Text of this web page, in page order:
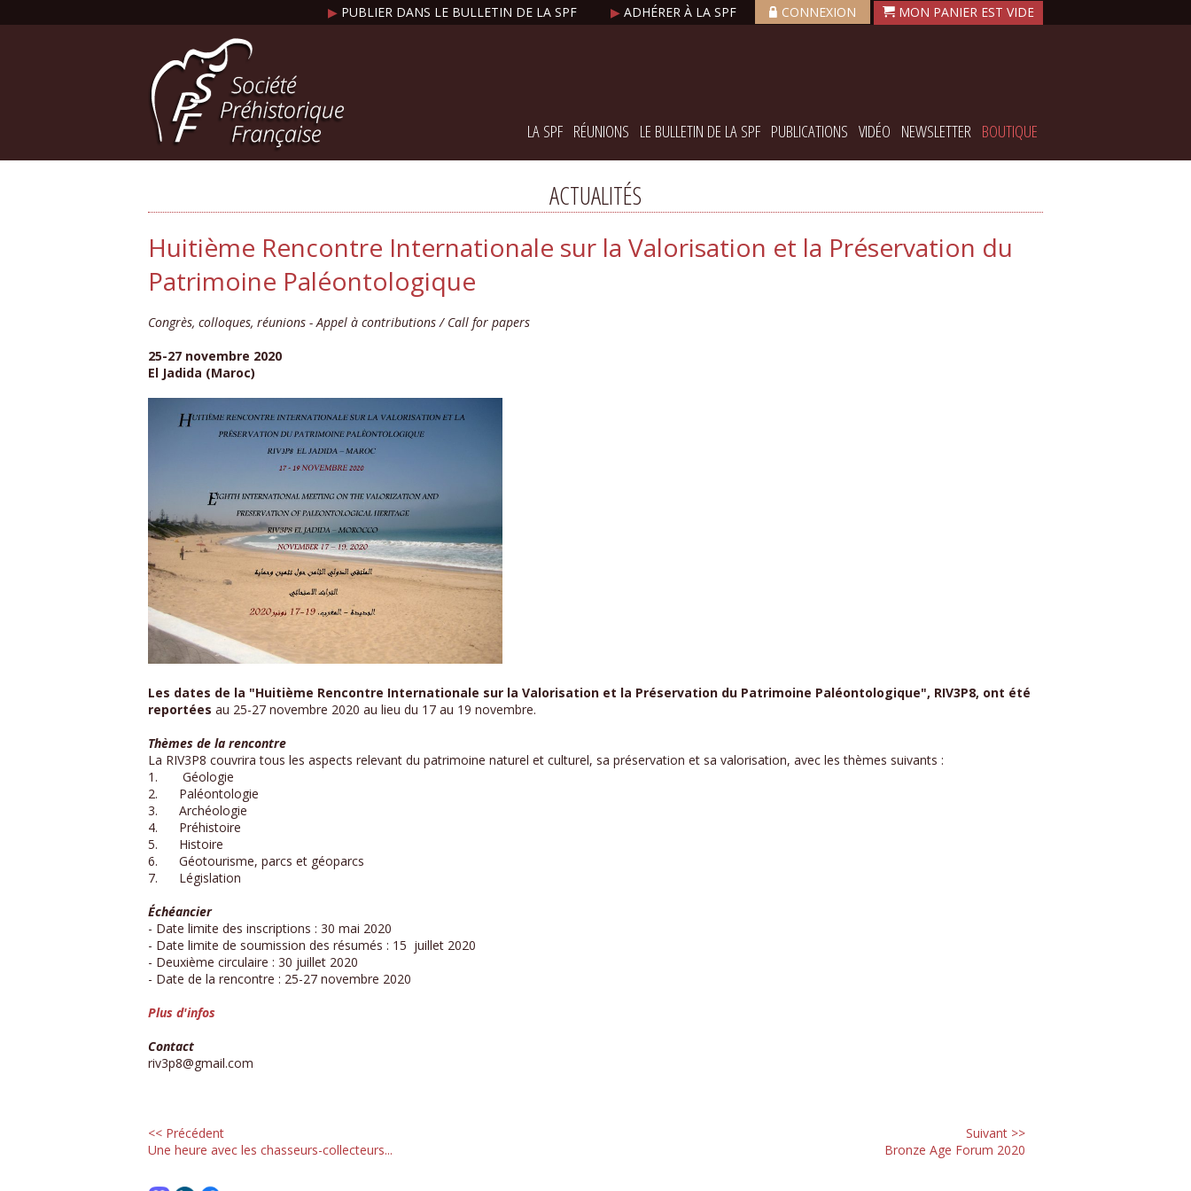
▶ PUBLIER DANS LE BULLETIN DE LA SPF ▶ ADHÉRER À LA SPF CONNEXION
LA SPF RÉUNIONS LE BULLETIN DE LA SPF PUBLICATIONS VIDÉO NEWSLETTER BOUTIQUE
ACTUALITÉS
Huitième Rencontre Internationale sur la Valorisation et la Préservation du
Patrimoine Paléontologique
Congrès, colloques, réunions - Appel à contributions / Call for papers
25-27 novembre 2020
El Jadida (Maroc)
Les dates de la "Huitième Rencontre Internationale sur la Valorisation et la Préservation du Patrimoine Paléontologique", RIV3P8, ont été
reportées au 25-27 novembre 2020 au lieu du 17 au 19 novembre.
Thèmes de la rencontre
La RIV3P8 couvrira tous les aspects relevant du patrimoine naturel et culturel, sa préservation et sa valorisation, avec les thèmes suivants :
1. Géologie
2. Paléontologie
3. Archéologie
4. Préhistoire
5. Histoire
6. Géotourisme, parcs et géoparcs
7. Législation
Échéancier
- Date limite des inscriptions : 30 mai 2020
- Date limite de soumission des résumés : 15 juillet 2020
- Deuxième circulaire : 30 juillet 2020
- Date de la rencontre : 25-27 novembre 2020
Plus d'infos
Contact
riv3p8@gmail.com
<< Précédent
Une heure avec les chasseurs-collecteurs...
Suivant >>
Bronze Age Forum 2020